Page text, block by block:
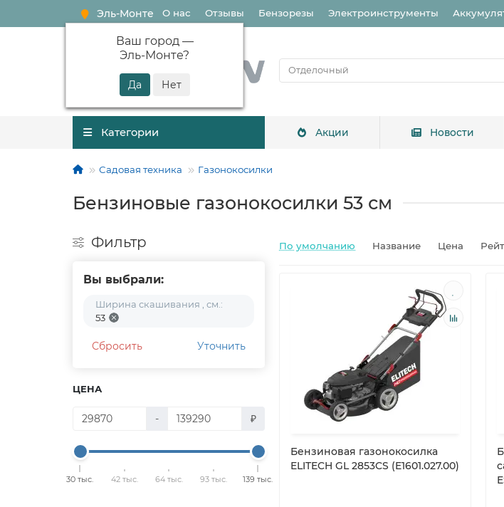
Эль-Монте
Ваш город —
Эль-Монте?
О нас Отзывы Бензорезы Электроинструменты
Категории Акции Новости
Садовая техника Газонокосилки
Бензиновые газонокосилки 53 см
Фильтр
Вы выбрали:
Ширина скашивания , см.:
53
Сбросить Уточнить
ЦЕНА
- ₽
30 тыс. 42 тыс. 64 тыс. 93 тыс. 139 тыс.
По умолчанию Название Цена
Бензиновая газонокосилка
ELITECH GL 2853CS (E1601.027.00)